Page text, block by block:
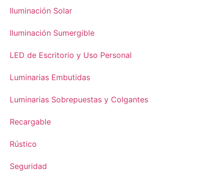
Iluminación Solar
Iluminación Sumergible
LED de Escritorio y Uso Personal
Luminarias Embutidas
Luminarias Sobrepuestas y Colgantes
Recargable
Rústico
Seguridad